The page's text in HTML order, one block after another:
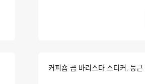
커피숍 곰 바리스타 스티커, 둥